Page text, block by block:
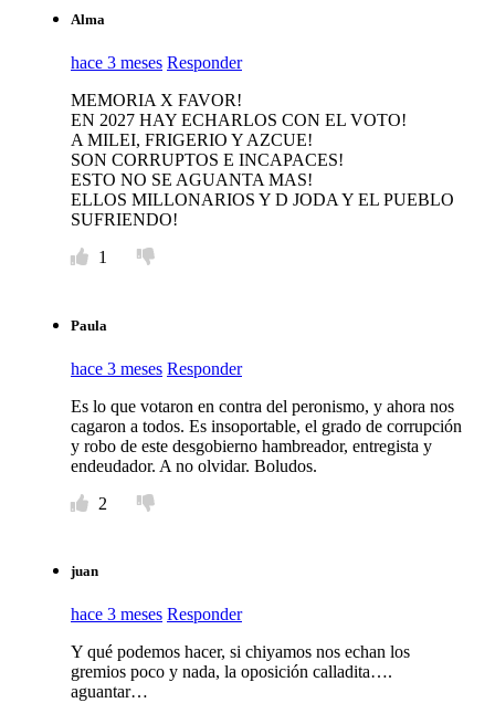
Alma
hace 3 meses Responder
MEMORIA X FAVOR!
EN 2027 HAY ECHARLOS CON EL VOTO!
A MILEI, FRIGERIO Y AZCUE!
SON CORRUPTOS E INCAPACES!
ESTO NO SE AGUANTA MAS!
ELLOS MILLONARIOS Y D JODA Y EL PUEBLO
SUFRIENDO!
1
Paula
hace 3 meses Responder
Es lo que votaron en contra del peronismo, y ahora nos
cagaron a todos. Es insoportable, el grado de corrupción
y robo de este desgobierno hambreador, entregista y
endeudador. A no olvidar. Boludos.
2
juan
hace 3 meses Responder
Y qué podemos hacer, si chiyamos nos echan los
gremios poco y nada, la oposición calladita….
aguantar…